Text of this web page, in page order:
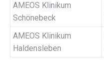
AMEOS Klinikum
Schönebeck
AMEOS Klinikum
Haldensleben